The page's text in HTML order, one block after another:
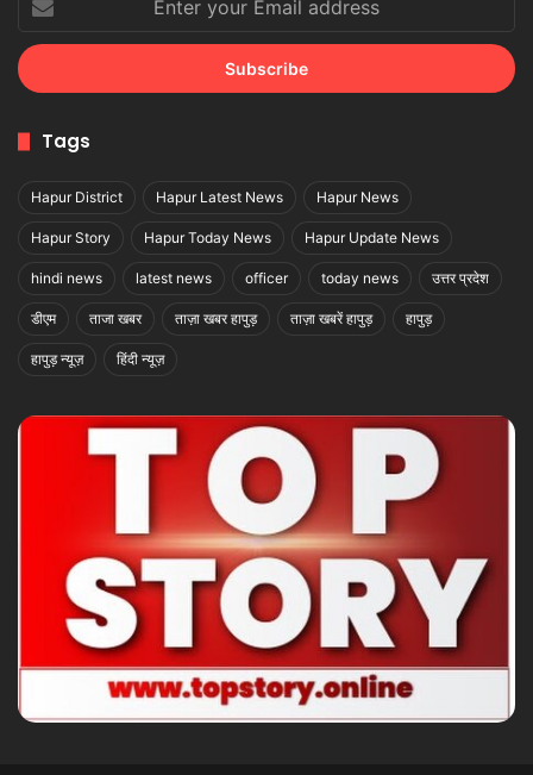
your
Email
address
Tags
Hapur District Hapur Latest News Hapur News
Hapur Story Hapur Today News Hapur Update News
hindi news latest news officer today news उत्तर प्रदेश
डीएम ताजा खबर ताज़ा खबर हापुड़ ताज़ा खबरें हापुड़ हापुड़
हापुड़ न्यूज़ हिंदी न्यूज़